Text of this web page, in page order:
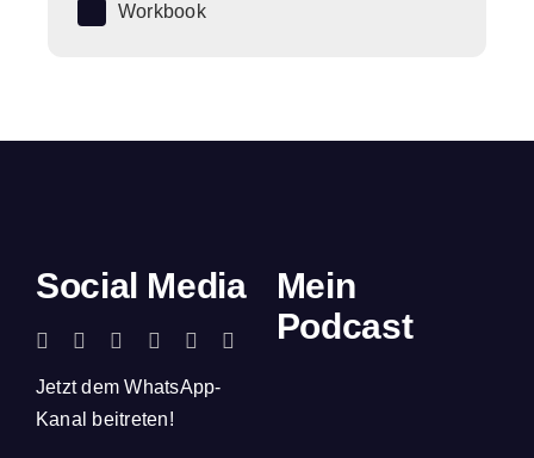
Workbook
Social Media
Jetzt dem WhatsApp-
Kanal beitreten!
Mein
Podcast